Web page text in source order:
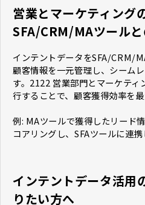
営業とマーケティング
SFA/CRM/MAツール
インテントデータをSFA/CRM/
顧客情報を一元管理し、シーム
す。2122 営業部門とマーケテ
行することで、顧客獲得効率を最
例: MAツールで獲得したリード
コアリングし、SFAツールに連
インテントデータ活用
りたい方へ